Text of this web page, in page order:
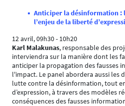
Anticiper la désinformation :
l’enjeu de la liberté
12 avril, 09h30 - 10h20
Karl Malakunas, responsable des
interviendra sur la manière dont les
anticiper la propagation des fausses
l'impact. Le panel abordera aussi les
lutte contre la désinformation, tout
d’expression, à travers des modèles
conséquences des fausses